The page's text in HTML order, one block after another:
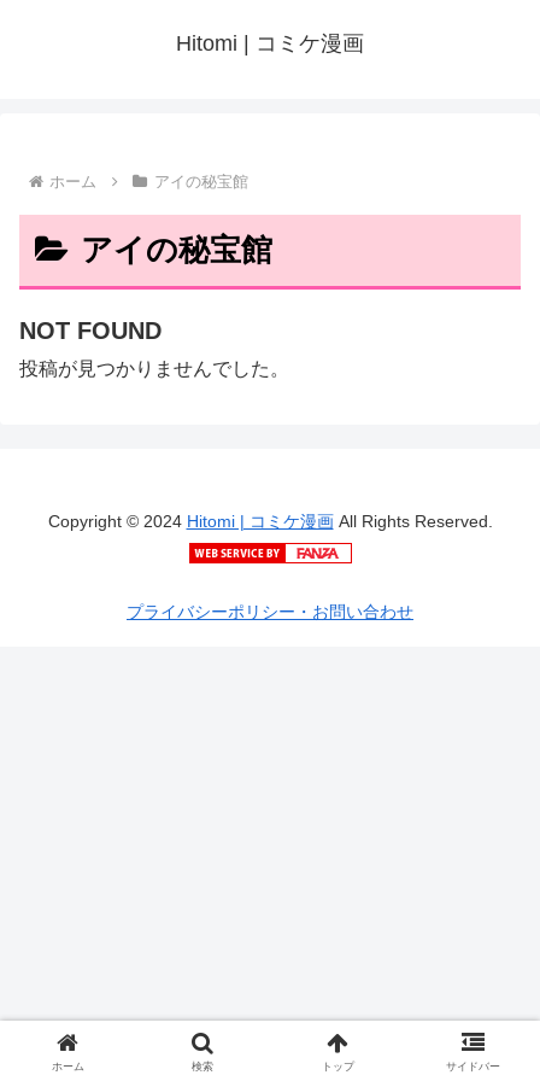
Hitomi | コミケ漫画
ホーム アイの秘宝館
アイの秘宝館
NOT FOUND
投稿が見つかりませんでした。
Copyright © 2024 Hitomi | コミケ漫画All Rights Reserved.
プライバシーポリシー・お問い合わせ
ホーム 検索 トップ サイドバー